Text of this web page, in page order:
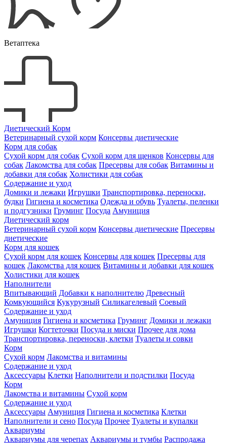
Ветаптека
Диетический Корм
Ветеринарный сухой корм Консервы диетические
Корм для собак
Сухой корм для собак Сухой корм для щенков Консервы для
собак Лакомства для собак Пресервы для собак Витамины и
добавки для собак Холистики для собак
Содержание и уход
Домики и лежаки Игрушки Транспортировка, переноски,
будки Гигиена и косметика Одежда и обувь Туалеты, пеленки
и подгузники Груминг Посуда Амуниция
Диетический корм
Ветеринарный сухой корм Консервы диетические Пресервы
диетические
Корм для кошек
Сухой корм для кошек Консервы для кошек Пресервы для
кошек Лакомства для кошек Витамины и добавки для кошек
Холистики для кошек
Наполнители
Впитывающий Добавки к наполнителю Древесный
Комкующийся Кукурузный Силикагелевый Соевый
Содержание и уход
Амуниция Гигиена и косметика Груминг Домики и лежаки
Игрушки Когтеточки Посуда и миски Прочее для дома
Транспортировка, переноски, клетки Туалеты и совки
Корм
Сухой корм Лакомства и витамины
Содержание и уход
Аксессуары Клетки Наполнители и подстилки Посуда
Корм
Лакомства и витамины Сухой корм
Содержание и уход
Аксессуары Амуниция Гигиена и косметика Клетки
Наполнители и сено Посуда Прочее Туалеты и купалки
Аквариумы
Аквариумы для черепах Аквариумы и тумбы Распродажа